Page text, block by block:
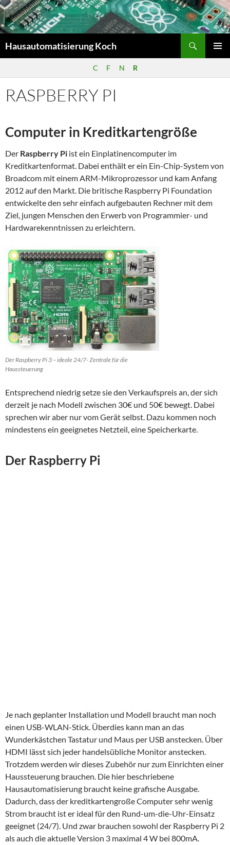
Zum
Inhalt
springen
Hausautomatisierung Koch
C F N R
RASPBERRY PI
Computer in Kreditkartengröße
Der Raspberry Pi ist ein Einplatinencomputer im
Kreditkartenformat. Dabei enthält er ein Ein-Chip-System von
Broadcom mit einem ARM-Mikroprozessor und kam Anfang
2012 auf den Markt. Die britische Raspberry Pi Foundation
entwickelte den sehr einfach aufgebauten Rechner mit dem
Ziel, jungen Menschen den Erwerb von Programmier- und
Hardware­kenntnissen zu erleichtern.
Der Raspberry Pi 3 – ideale 24/7- Zentrale für die
Haussteuerung
Entsprechend niedrig setze sie den Verkaufspreis an, der sich
derzeit je nach Modell zwischen 30€ und 50€ bewegt. Dabei
sprechen wir aber nur vom Gerät selbst. Dazu kommen noch
mindestens ein geeignetes Netzteil, eine Speicherkarte.
Der Raspberry Pi
Je nach geplanter Installation und Modell braucht man noch
einen USB-WLAN-Stick. Überdies kann man an das
Wunderkästchen Tastatur und Maus per USB anstecken. Über
HDMI lässt sich jeder handelsübliche Monitor anstecken.
Trotzdem werden wir dieses Zubehör nur zum Einrichten einer
Haussteuerung brauchen. Die hier beschriebene
Hausautomatisierung braucht keine grafische Ausgabe.
Dadurch, dass der kreditkartengroße Computer sehr wenig
Strom braucht ist er ideal für den Rund-um-die-Uhr-Einsatz
geeignet (24/7). Und zwar brauchen sowohl der Raspberry Pi 2
als auch die aktuelle Version 3 maximal 4 W bei 800mA.